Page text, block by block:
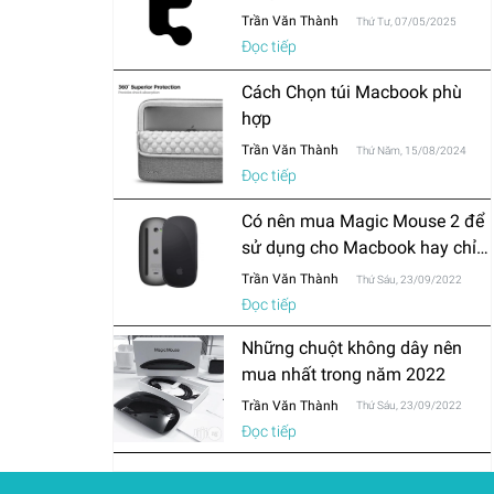
Trần Văn Thành Thứ Tư, 07/05/2025
Đọc tiếp
Cách Chọn túi Macbook phù
hợp
Trần Văn Thành Thứ Năm, 15/08/2024
Đọc tiếp
Có nên mua Magic Mouse 2 để
sử dụng cho Macbook hay chỉ
mua chuột thông thường?
Trần Văn Thành Thứ Sáu, 23/09/2022
Đọc tiếp
Những chuột không dây nên
mua nhất trong năm 2022
Trần Văn Thành Thứ Sáu, 23/09/2022
Đọc tiếp